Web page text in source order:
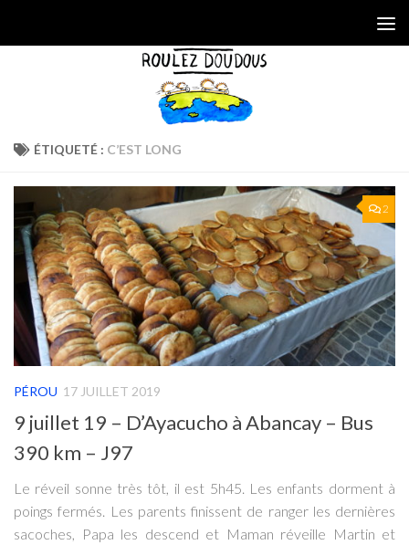
ÉTIQUETÉ : C’EST LONG
2
PÉROU 17 JUILLET 2019
9 juillet 19 – D’Ayacucho à Abancay – Bus
390 km – J97
Le réveil sonne très tôt, il est 5h45. Les enfants dorment à
poings fermés. Les parents finissent de ranger les dernières
sacoches, Papa les descend et Maman réveille Martin et